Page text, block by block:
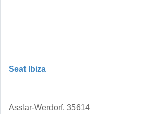
Seat Ibiza
Asslar-Werdorf, 35614